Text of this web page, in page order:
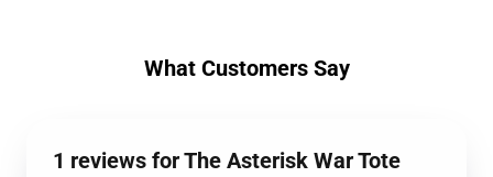
What Customers Say
1 reviews for The Asterisk War Tote